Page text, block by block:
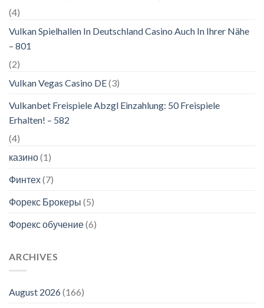
(4)
Vulkan Spielhallen In Deutschland Casino Auch In Ihrer Nähe
– 801
(2)
Vulkan Vegas Casino DE(3)
Vulkanbet Freispiele Abzgl Einzahlung: 50 Freispiele
Erhalten! – 582
(4)
казино(1)
Финтех(7)
Форекс Брокеры (5)
Форекс обучение(6)
ARCHIVES
August 2026(166)